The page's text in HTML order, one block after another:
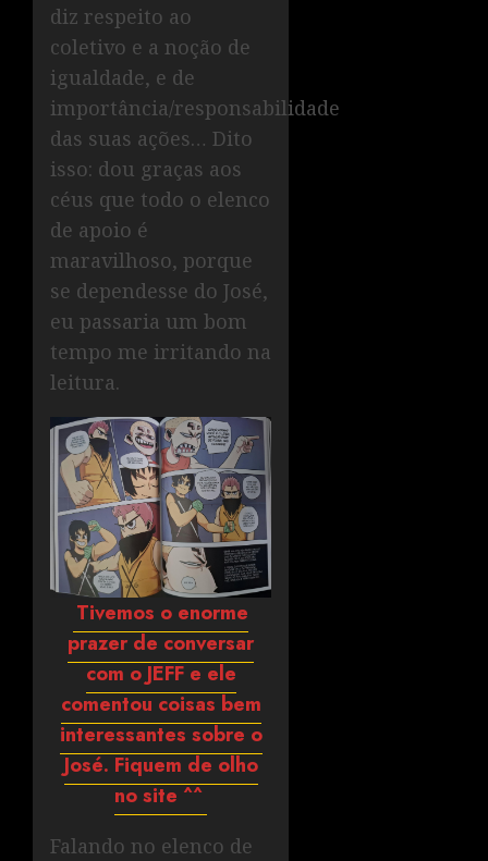
diz respeito ao
coletivo e a noção de
igualdade, e de
importância/responsabilidade
das suas ações… Dito
isso: dou graças aos
céus que todo o elenco
de apoio é
maravilhoso, porque
se dependesse do José,
eu passaria um bom
tempo me irritando na
leitura.
Tivemos o enorme
prazer de conversar
com o JEFF e ele
comentou coisas bem
interessantes sobre o
José. Fiquem de olho
no site ^^
Falando no elenco de